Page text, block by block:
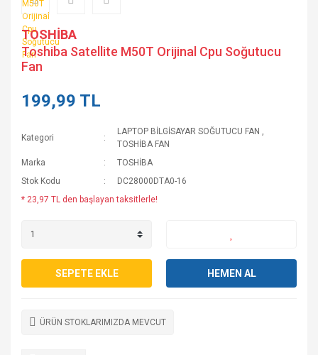
TOSHİBA
Toshiba Satellite M50T Orijinal Cpu Soğutucu
Fan
199,99 TL
Kategori
LAPTOP BİLGİSAYAR SOĞUTUCU FAN ,
TOSHİBA FAN
Marka
TOSHİBA
Stok Kodu
DC28000DTA0-16
* 23,97 TL den başlayan taksitlerle!
SEPETE EKLE HEMEN AL
ÜRÜN STOKLARIMIZDA MEVCUT